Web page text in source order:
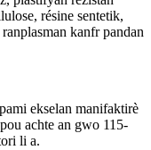
résine sentetik,
kanfr pandan
ekselan manifaktirè
achte an gwo 115-
li a.